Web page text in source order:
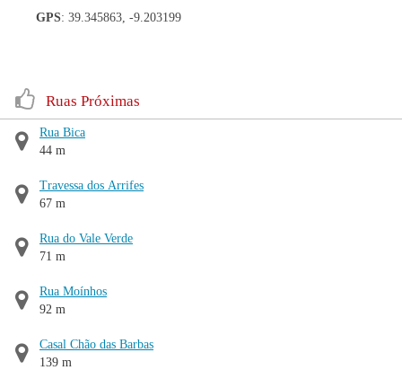
GPS: 39.345863, -9.203199
Ruas Próximas
Rua Bica
44 m
Travessa dos Arrifes
67 m
Rua do Vale Verde
71 m
Rua Moínhos
92 m
Casal Chão das Barbas
139 m